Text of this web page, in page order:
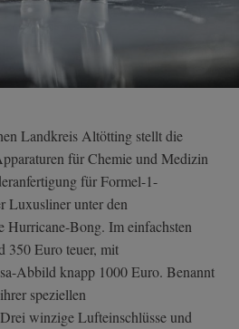
Landkreis Altötting stellt die
für Chemie und Medizin
für Formel-1-
Luxusliner unter den
Hurricane-Bong. Im einfachsten
Euro teuer, mit
Abbild knapp 1000 Euro. Benannt
speziellen
winzige Lufteinschlüsse und